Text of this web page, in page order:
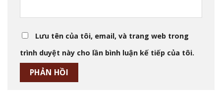
Lưu tên của tôi, email, và trang web trong
trình duyệt này cho lần bình luận kế tiếp của tôi.